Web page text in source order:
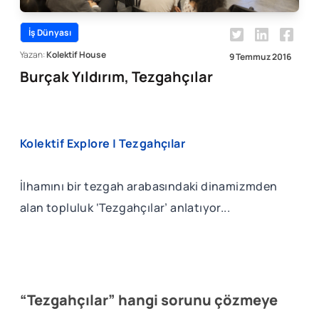
İş Dünyası
Yazan:Kolektif House 9 Temmuz 2016
Burçak Yıldırım, Tezgahçılar
Kolektif Explore | Tezgahçılar
İlhamını bir tezgah arabasındaki dinamizmden
alan topluluk ‘Tezgahçılar’ anlatıyor...
“Tezgahçılar” hangi sorunu çözmeye